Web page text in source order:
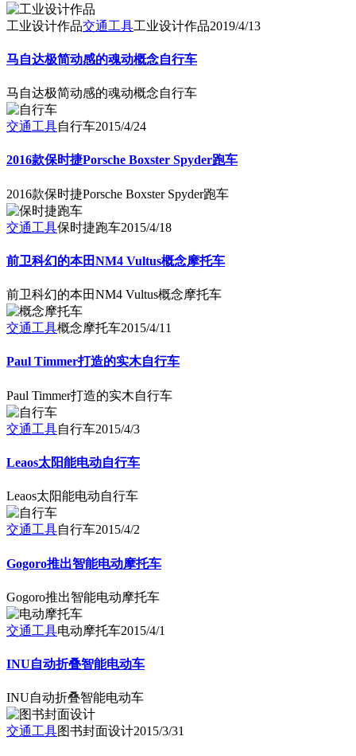
工业设计作品交通工具工业设计作品2019/4/13
马自达极简动感的魂动概念自行车
马自达极简动感的魂动概念自行车
交通工具自行车2015/4/24
2016款保时捷Porsche Boxster Spyder跑车
2016款保时捷Porsche Boxster Spyder跑车
交通工具保时捷跑车2015/4/18
前卫科幻的本田NM4 Vultus概念摩托车
前卫科幻的本田NM4 Vultus概念摩托车
交通工具概念摩托车2015/4/11
Paul Timmer打造的实木自行车
Paul Timmer打造的实木自行车
交通工具自行车2015/4/3
Leaos太阳能电动自行车
Leaos太阳能电动自行车
交通工具自行车2015/4/2
Gogoro推出智能电动摩托车
Gogoro推出智能电动摩托车
交通工具电动摩托车2015/4/1
INU自动折叠智能电动车
INU自动折叠智能电动车
交通工具图书封面设计2015/3/31